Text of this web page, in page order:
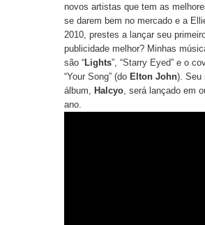
novos artistas que tem as
se darem bem no mercado e a
2010, prestes a lançar seu
publicidade melhor? Minhas
são “Lights”, “Starry Eyed” e o
“Your Song” (do Elton John). Seu
álbum, Halcyo, será lançado em
ano.